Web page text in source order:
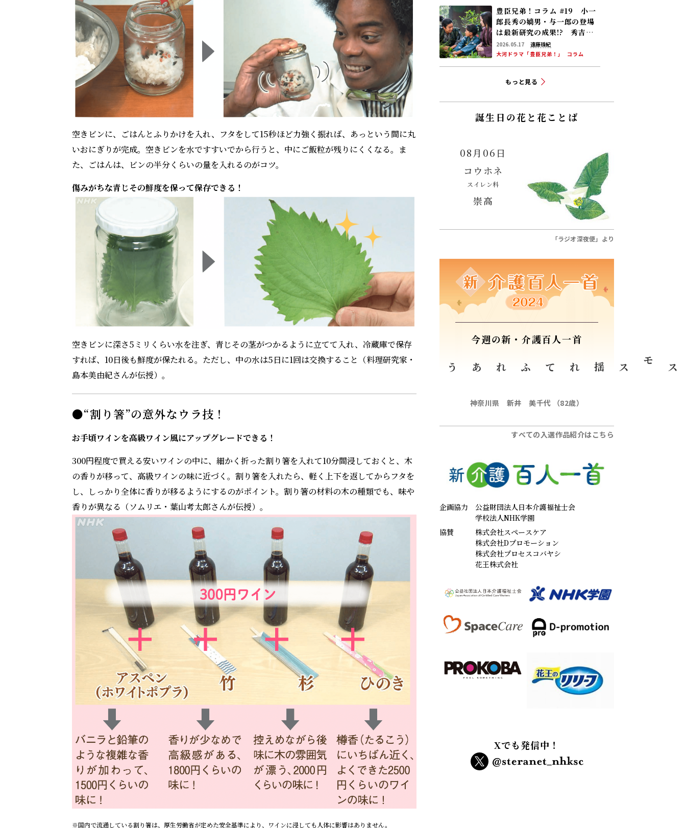
空きビンに、ごはんとふりかけを入れ、フタをして15秒ほど力強く振れば、あっという間に丸
いおにぎりが完成。空きビンを水ですすいでから行うと、中にご飯粒が残りにくくなる。ま
た、ごはんは、ビンの半分くらいの量を入れるのがコツ。
傷みがちな青じその鮮度を保って保存できる！
空きビンに深さ5ミリくらい水を注ぎ、青じその茎がつかるように立てて入れ、冷蔵庫で保存
すれば、10日後も鮮度が保たれる。ただし、中の水は5日に1回は交換すること（料理研究家・
島本美由紀さんが伝授）。
●“割り箸”の意外なウラ技！
お手頃ワインを高級ワイン風にアップグレードできる！
300円程度で買える安いワインの中に、細かく折った割り箸を入れて10分間浸しておくと、木
の香りが移って、高級ワインの味に近づく。割り箸を入れたら、軽く上下を返してからフタを
し、しっかり全体に香りが移るようにするのがポイント。割り箸の材料の木の種類でも、味や
香りが異なる（ソムリエ・葉山考太郎さんが伝授）。
※国内で流通している割り箸は、厚生労働省が定めた安全基準により、ワインに浸しても人体に影響はありません。
豊臣兄弟！コラム #19 小一
郎長秀の嫡男・与一郎の登場
は最新研究の成果!? 秀吉は
柴田勝家と対立！
2026.05.17
遠藤珠紀
大河ドラマ「豊臣兄弟！」
コラム
もっと見る
誕生日の花と花ことば
08月06日
コウホネ
スイレン科
崇高
「ラジオ深夜便」より
今週の新・介護百人一首
庭のコスモス
揺れてふれあう
神奈川県 新井 美千代 （82歳）
すべての入選作品紹介はこちら
企画協力
公益財団法人日本介護福祉士会
学校法人NHK学園
協賛
株式会社スペースケア
株式会社Dプロモーション
株式会社プロセスコバヤシ
花王株式会社
Xでも発信中！